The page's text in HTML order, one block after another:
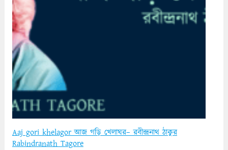
Aaj gori khelagor আজ গড়ি খেলাঘর– রবীন্দ্রনাথ ঠাকুর
Rabindranath Tagore